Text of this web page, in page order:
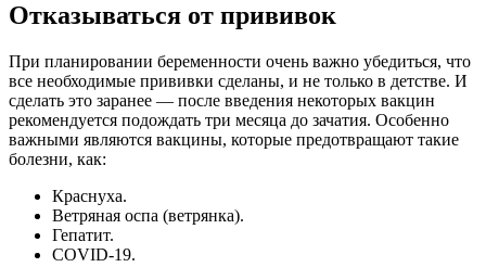
Отказываться от прививок
При планировании беременности очень важно убедиться, что
все необходимые прививки сделаны, и не только в детстве. И
сделать это заранее — после введения некоторых вакцин
рекомендуется подождать три месяца до зачатия. Особенно
важными являются вакцины, которые предотвращают такие
болезни, как:
Краснуха.
Ветряная оспа (ветрянка).
Гепатит.
COVID-19.